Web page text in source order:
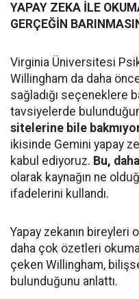
YAPAY ZEKA İLE
GERÇEĞİN
Virginia Üniversitesi
Willingham da daha
sağladığı seçeneklere
tavsiyelerde
sitelerine bile
ikisinde Gemini yapay
kabul ediyoruz. Bu,
olarak kaynağın ne
ifadelerini kullandı.
Yapay zekanın bireyleri
daha çok özetleri
çeken Willingham,
bulunduğunu anlattı.